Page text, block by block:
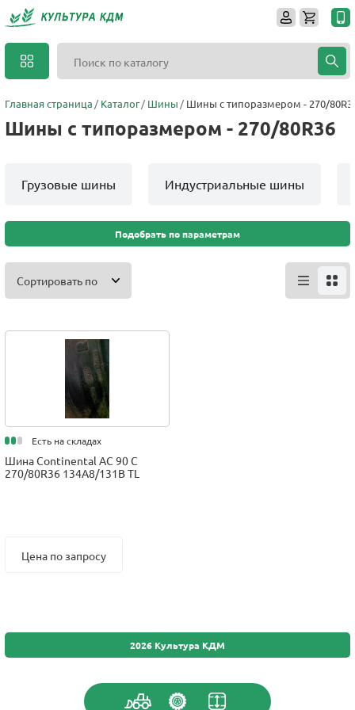
Главная страница Каталог Шины Шины с типоразмером - 270/
Шины с типоразмером - 270/80R36
Грузовые шины Индустриальные шины
Подобрать по параметрам
Сортировать по
Есть на складах
Шина Continental AC 90 C
270/80R36 134A8/131B TL
Цена по запросу
2026 Культура КДМ